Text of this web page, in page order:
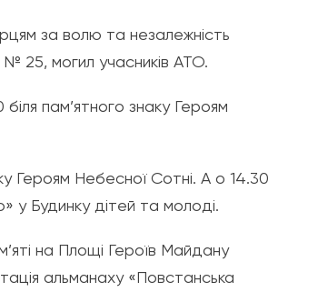
за волю та незалежність
№ 25, могил учасників АТО.
пам’ятного знаку Героям
Героям Небесної Сотні. А о 14.30
у Будинку дітей та молоді.
на Площі Героїв Майдану
альманаху «Повстанська